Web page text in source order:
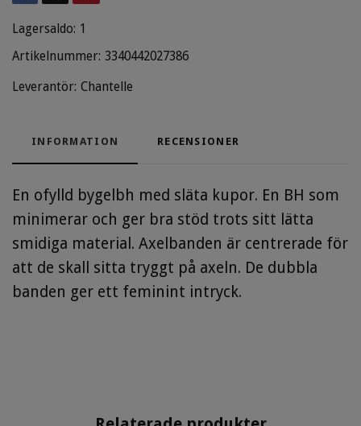
Lagersaldo: 1
Artikelnummer: 3340442027386
Leverantör: Chantelle
INFORMATION RECENSIONER
En ofylld bygelbh med släta kupor. En BH som
minimerar och ger bra stöd trots sitt lätta
smidiga material. Axelbanden är centrerade för
att de skall sitta tryggt på axeln. De dubbla
banden ger ett feminint intryck.